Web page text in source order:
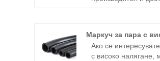
Маркуч за пара с
Ако се
с високо налягане,